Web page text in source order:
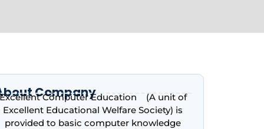
Company
Computer Education (A unit of
Excellent Educational Welfare Society) is
provided to basic computer knowledge